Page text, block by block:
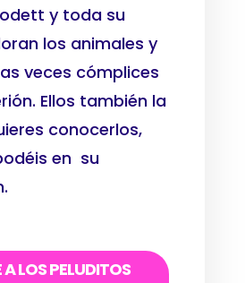
y toda su
los animales y
veces cómplices
Ellos también la
conocerlos,
en su
A LOS PELUDITOS